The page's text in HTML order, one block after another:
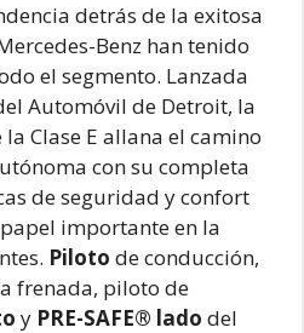
detrás de la exitosa
Benz han tenido
el segmento. Lanzada
Automóvil de Detroit, la
Clase E allana el camino
con su completa
de seguridad y confort
importante en la
Piloto de conducción,
frenada, piloto de
y PRE-SAFE® lado del